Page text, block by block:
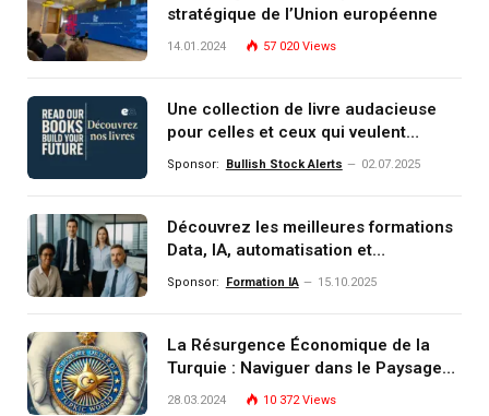
stratégique de l’Union européenne
14.01.2024 57 020 Views
Une collection de livre audacieuse
pour celles et ceux qui veulent
comprendre, investir et dominer le
Sponsor: Bullish Stock Alerts 02.07.2025
Découvrez les meilleures formations
Data, IA, automatisation et
investissement (gestion de
Sponsor: Formation IA 15.10.2025
La Résurgence Économique de la
Turquie : Naviguer dans le Paysage
Post-Crise
28.03.2024 10 372Views